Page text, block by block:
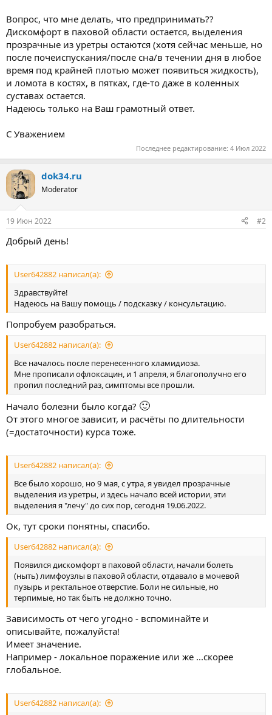
Вопрос, что мне делать, что предпринимать??
Дискомфорт в паховой области остается, выделения
прозрачные из уретры остаются (хотя сейчас меньше, но
после почеиспускания/после сна/в течении дня в любое
время под крайней плотью может появиться жидкость),
и ломота в костях, в пятках, где-то даже в коленных
суставах остается.
Надеюсь только на Ваш грамотный ответ.
С Уважением
Последнее редактирование: 4 Июл 2022
dok34.ru
Moderator
19 Июн 2022 #2
Добрый день!
User642882 написал(а):
Здравствуйте!
Надеюсь на Вашу помощь / подсказку / консультацию.
Попробуем разобраться.
User642882 написал(а):
Все началось после перенесенного хламидиоза.
Мне прописали офлоксацин, и 1 апреля, я благополучно его
пропил последний раз, симптомы все прошли.
Начало болезни было когда? 🙂
От этого многое зависит, и расчёты по длительности
(=достаточности) курса тоже.
User642882 написал(а):
Все было хорошо, но 9 мая, с утра, я увидел прозрачные
выделения из уретры, и здесь начало всей истории, эти
выделения я "лечу" до сих пор, сегодня 19.06.2022.
Ок, тут сроки понятны, спасибо.
User642882 написал(а):
Появился дискомфорт в паховой области, начали болеть
(ныть) лимфоузлы в паховой области, отдавало в мочевой
пузырь и ректальное отверстие. Боли не сильные, но
терпимые, но так быть не должно точно.
Зависимость от чего угодно - вспоминайте и
описывайте, пожалуйста!
Имеет значение.
Например - локальное поражение или же ...скорее
глобальное.
User642882 написал(а):